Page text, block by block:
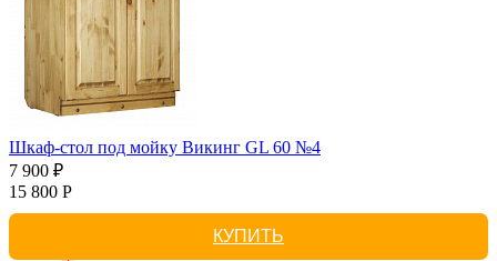
Шкаф-стол под мойку Викинг GL 60 №4
7 900 ₽
15 800 Р
КУПИТЬ